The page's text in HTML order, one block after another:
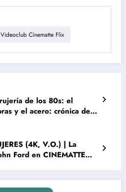
Videoclub Cinematte Flix
de los 80s: el
y el acero: crónica de
(4K, V.O.) | La
Ford en CINEMATTE